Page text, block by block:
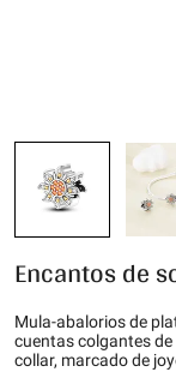
Encantos de
Mula-abalorios de
cuentas colgantes
collar, marcado de